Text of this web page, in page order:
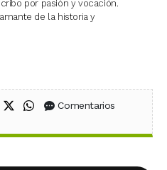
por pasión y vocación.
de la historia y
en Facebook
Compartir en X (Twitter)
Compartir en WhatsApp
Comentarios